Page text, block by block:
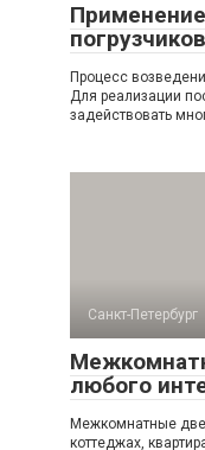
Процесс
Для реализации
задействовать
Санкт-Петербург
любого
Межкомнатные
коттеджах,